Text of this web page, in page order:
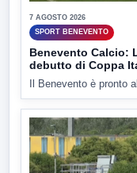
7 AGOSTO 2026
SPORT BENEVENTO
Benevento Calcio:
debutto di Coppa
Il Benevento è pronto